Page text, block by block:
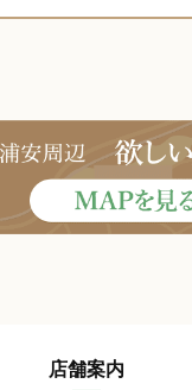
店舗案内